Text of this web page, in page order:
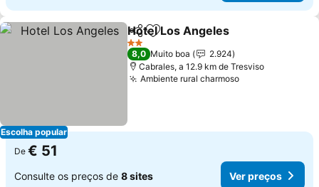
Escolha popular
PartilharAdicionar aos favoritos
Hotel Los Angeles
2 Estrelas
8,0 Muito boa
2.924
Cabrales, a 12.9 km de Tresviso
Ambiente rural charmosoVer preços
De € 51
Consulte os preços de 8 sites Ver preços